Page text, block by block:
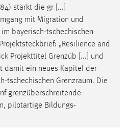
stärkt die gr [...]
mit Migration und
bayerisch-tschechischen
„Resilience and
Projekttitel Grenzüb [...] und
damit ein neues Kapitel der
tschechischen Grenzraum. Die
grenzüberschreitende
pilotartige Bildungs-
um sich an der Website